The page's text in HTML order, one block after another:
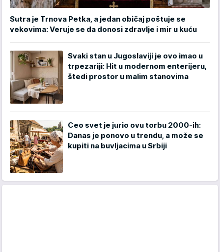
Sutra je Trnova Petka, a jedan običaj poštuje se
vekovima: Veruje se da donosi zdravlje i mir u kuću
Svaki stan u Jugoslaviji je ovo imao u
trpezariji: Hit u modernom enterijeru,
štedi prostor u malim stanovima
Ceo svet je jurio ovu torbu 2000-ih:
Danas je ponovo u trendu, a može se
kupiti na buvljacima u Srbiji